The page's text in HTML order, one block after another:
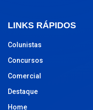
LINKS RÁPIDOS
Colunistas
Concursos
Comercial
Destaque
Home